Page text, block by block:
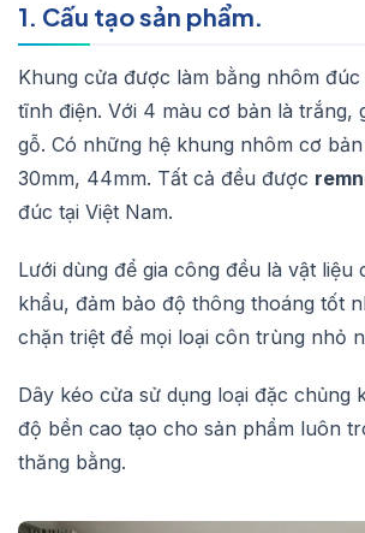
1. Cấu tạo sản phẩm.
Khung cửa được làm bằng nhôm
tĩnh điện. Với 4 màu cơ bản là trắng,
gỗ. Có những hệ khung nhôm cơ
30mm, 44mm. Tất cả đều được
đúc tại Việt Nam.
Lưới dùng để gia công đều là vật liệu
khẩu, đảm bảo độ thông thoáng tốt
chặn triệt để mọi loại côn trùng nhỏ
Dây kéo cửa sử dụng loại đặc chủng
độ bền cao tạo cho sản phẩm luôn
thăng bằng.